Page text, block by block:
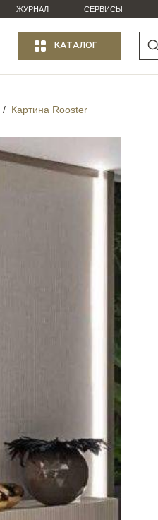
ЖУРНАЛ СЕРВИСЫ
КАТАЛОГ
Картина Rooster